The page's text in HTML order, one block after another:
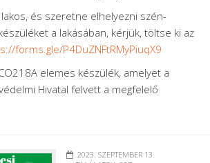
és szeretne elhelyezni szén-
a lakásában, kérjük, töltse ki az
forms.gle/P4DuZNFtRMyPiuqX9
elemes készülék, amelyet a
Hivatal felvett a megfelelő
2023. SZEPTEMBER 13.